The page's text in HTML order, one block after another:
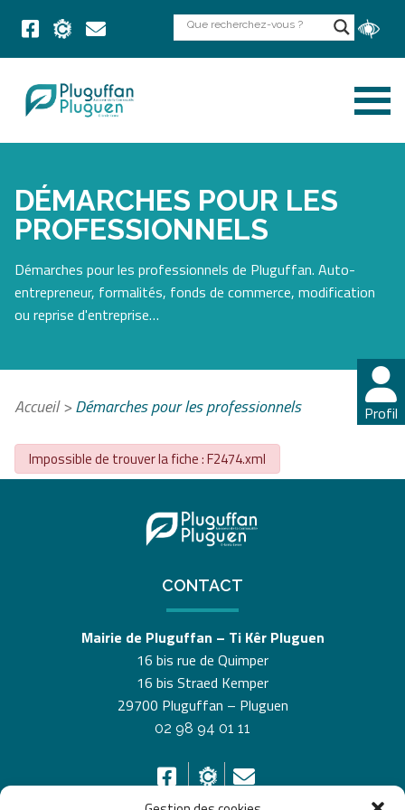
DÉMARCHES POUR LES
PROFESSIONNELS
Démarches pour les professionnels de Pluguffan. Auto-
entrepreneur, formalités, fonds de commerce, modification
ou reprise d'entreprise…
Profil
Accueil>Démarches pour les professionnels
Impossible de trouver la fiche : F2474.xml
CONTACT
Mairie de Pluguffan – Ti Kêr Pluguen
16 bis rue de Quimper
16 bis Straed Kemper
29700 Pluguffan – Pluguen
02 98 94 01 11